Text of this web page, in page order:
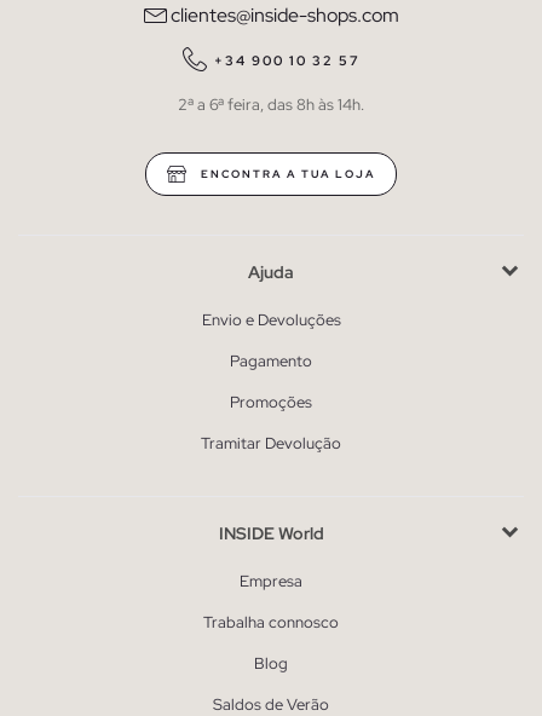
clientes@inside-shops.com
+34 900 10 32 57
2ª a 6ª feira, das 8h às 14h.
ENCONTRA A TUA LOJA
Ajuda
Envio e Devoluções
Pagamento
Promoções
Tramitar Devolução
INSIDE World
Empresa
Trabalha connosco
Blog
Saldos de Verão